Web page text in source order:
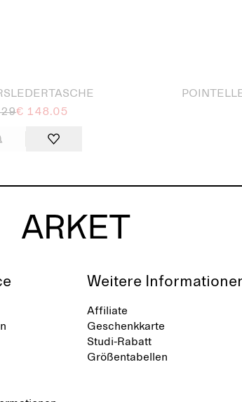
€ 148.05
Weitere
Affiliate
Geschenkkarte
Studi-Rabatt
Größentabellen